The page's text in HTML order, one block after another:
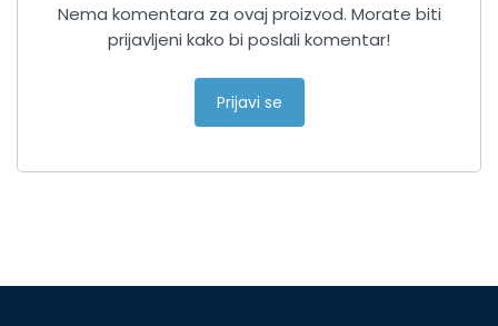
Nema komentara za ovaj proizvod. Morate biti
prijavljeni kako bi poslali komentar!
Prijavi se